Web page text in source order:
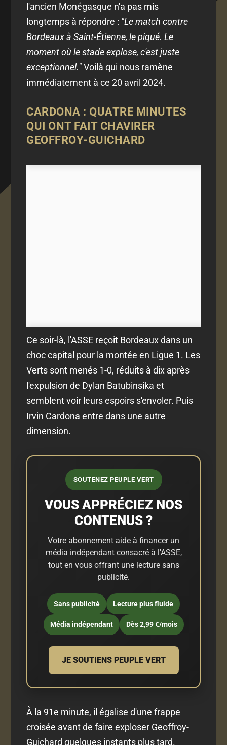
l'ancien Monégasque n'a pas mis
longtemps à répondre : "Le match contre
Bordeaux à Saint-Étienne, le piqué. Le
moment où le stade explose, c'est juste
exceptionnel."Voilà qui nous ramène
immédiatement à ce 20 avril 2024.
CARDONA : QUATRE MINUTES
QUI ONT FAIT CHAVIRER
GEOFFROY-GUICHARD
Ce soir-là, l'ASSE reçoit Bordeaux dans un
choc capital pour la montée en Ligue 1. Les
Verts sont menés 1-0, réduits à dix après
l'expulsion de Dylan Batubinsika et
semblent voir leurs espoirs s'envoler. Puis
Irvin Cardona entre dans une autre
dimension.
SOUTENEZ PEUPLE VERT
VOUS APPRÉCIEZ NOS
CONTENUS ?
Votre abonnement aide à financer un
média indépendant consacré à l'ASSE,
tout en vous offrant une lecture sans
publicité.
Sans publicité Lecture plus fluide
Média indépendant Dès 2,99 €/mois
JE SOUTIENS PEUPLE VERT
À la 91e minute, il égalise d'une frappe
croisée avant de faire exploser Geoffroy-
Guichard quelques instants plus tard.